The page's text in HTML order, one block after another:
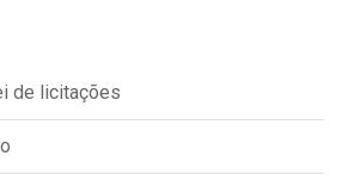
de licitações